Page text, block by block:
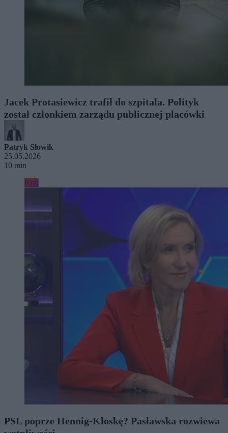
Jacek Protasiewicz trafił do szpitala. Polityk
został członkiem zarządu publicznej placówki
Patryk Słowik
25.05.2026
10 min
Kraj
PSL poprze Hennig-Kloskę? Pasławska rozwiewa